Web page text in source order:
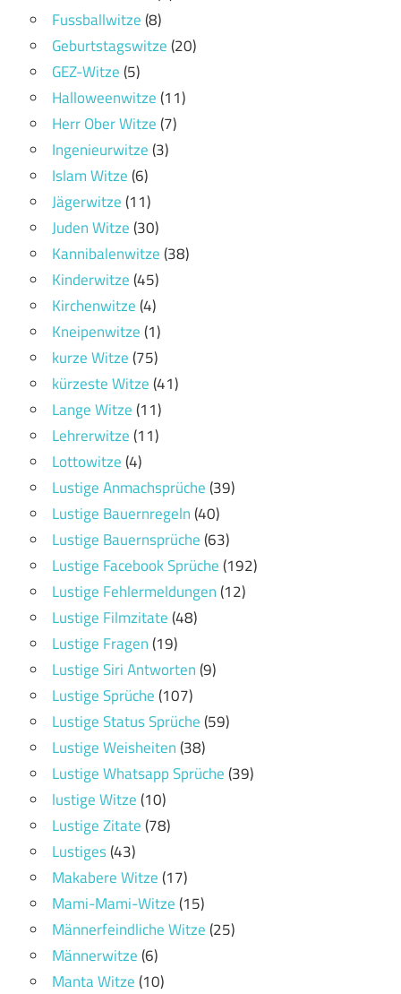
Fussballwitze(8)
Geburtstagswitze(20)
GEZ-Witze(5)
Halloweenwitze(11)
Herr Ober Witze(7)
Ingenieurwitze(3)
Islam Witze(6)
Jägerwitze(11)
Juden Witze(30)
Kannibalenwitze(38)
Kinderwitze(45)
Kirchenwitze(4)
Kneipenwitze(1)
kurze Witze(75)
kürzeste Witze(41)
Lange Witze(11)
Lehrerwitze(11)
Lottowitze(4)
Lustige Anmachsprüche(39)
Lustige Bauernregeln(40)
Lustige Bauernsprüche(63)
Lustige Facebook Sprüche(192)
Lustige Fehlermeldungen(12)
Lustige Filmzitate(48)
Lustige Fragen(19)
Lustige Siri Antworten(9)
Lustige Sprüche(107)
Lustige Status Sprüche(59)
Lustige Weisheiten(38)
Lustige Whatsapp Sprüche(39)
lustige Witze(10)
Lustige Zitate(78)
Lustiges(43)
Makabere Witze(17)
Mami-Mami-Witze(15)
Männerfeindliche Witze(25)
Männerwitze(6)
Manta Witze(10)